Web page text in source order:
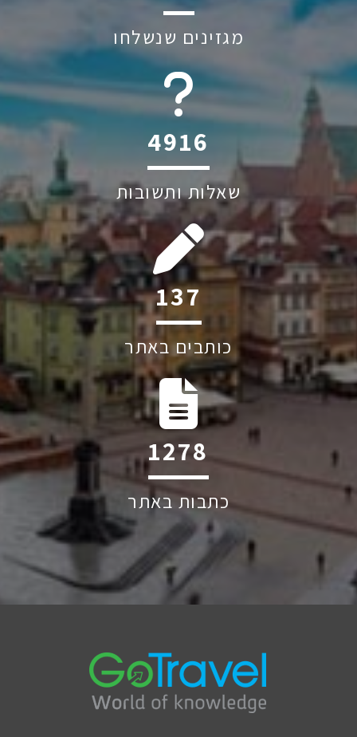
מגזינים שנשלחו
6045
שאלות ותשובות
212
כותבים באתר
1971
כתבות באתר